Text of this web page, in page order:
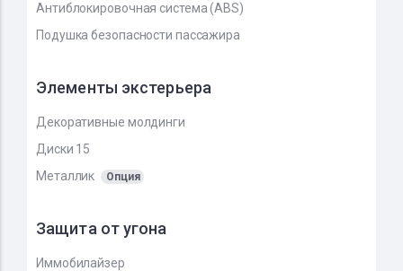
Антиблокировочная система (ABS)
Подушка безопасности пассажира
Элементы экстерьера
Декоративные молдинги
Диски 15
Металлик
Опция
Защита от угона
Иммобилайзер